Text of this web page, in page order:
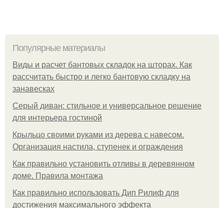
Популярные материалы
Виды и расчет бантовых складок на шторах. Как
рассчитать быстро и легко бантовую складку на
занавесках
Серый диван: стильное и универсальное решение
для интерьера гостиной
Крыльцо своими руками из дерева с навесом.
Организация настила, ступенек и ограждения
Как правильно установить отливы в деревянном
доме. Правила монтажа
Как правильно использовать Дип Рилиф для
достижения максимального эффекта